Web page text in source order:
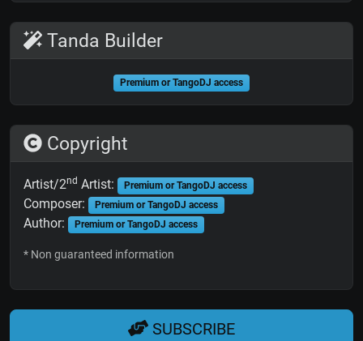
Tanda Builder
Premium or TangoDJ access
Copyright
Artist/2nd Artist: Premium or TangoDJ access
Composer: Premium or TangoDJ access
Author: Premium or TangoDJ access
* Non guaranteed information
SUBSCRIBE